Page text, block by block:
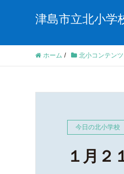
津島市立北小学
ホーム / 北小コンテンツ
今日の北小学校
１月２